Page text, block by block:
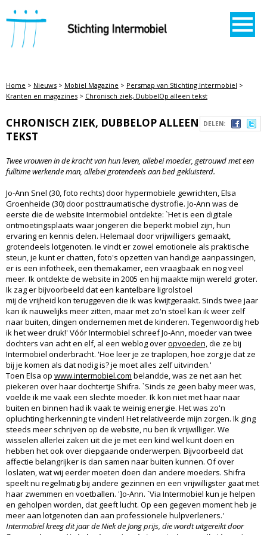
STICHTING INTERMOBIEL
Home > Nieuws > Mobiel Magazine > Persmap van Stichting Intermobiel >
Kranten en magazines > Chronisch ziek, DubbelOp alleen tekst
DELEN:
CHRONISCH ZIEK, DUBBELOP ALLEEN
TEKST
Twee vrouwen in de kracht van hun leven, allebei moeder, getrouwd met een
fulltime werkende man, allebei grotendeels aan bed gekluisterd.
Jo-Ann Snel (30, foto rechts) door hypermobiele gewrichten, Elsa
Groenheide (30) door posttraumatische dystrofie. Jo-Ann was de
eerste die de website Intermobiel ontdekte: `Het is een digitale
ontmoetingsplaats waar jongeren die beperkt mobiel zijn, hun
ervaring en kennis delen. Helemaal door vrijwilligers gemaakt,
grotendeels lotgenoten. Ie vindt er zowel emotionele als praktische
steun, je kunt er chatten, foto's opzetten van handige aanpassingen,
er is een infotheek, een themakamer, een vraagbaak en nog veel
meer. Ik ontdekte de website in 2005 en hij maakte mijn wereld groter.
Ik zag er bijvoorbeeld dat een kantelbare ligrolstoel
mij de vrijheid kon teruggeven die ik was kwijtgeraakt. Sinds twee jaar
kan ik nauwelijks meer zitten, maar met zo'n stoel kan ik weer zelf
naar buiten, dingen ondernemen met de kinderen. Tegenwoordig heb
ik het weer druk!' Vóór Intermobiel schreef Jo-Ann, moeder van twee
dochters van acht en elf, al een weblog overopvoeden,die ze bij
Intermobiel onderbracht. 'Hoe leer je ze traplopen, hoe zorg je dat ze
bij je komen als dat nodig is? je moet alles zelf uitvinden.'
Toen Elsa op www.intermobiel.com belandde, was ze net aan het
piekeren over haar dochtertje Shifra. `Sinds ze geen baby meer was,
voelde ik me vaak een slechte moeder. Ik kon niet met haar naar
buiten en binnen had ik vaak te weinig energie. Het was zo'n
opluchting herkenning te vinden! Het relativeerde mijn zorgen. Ik ging
steeds meer schrijven op de website, nu ben ik vrijwilliger. We
wisselen allerlei zaken uit die je met een kind wel kunt doen en
hebben het ook over diepgaande onderwerpen. Bijvoorbeeld dat
affectie belangrijker is dan samen naar buiten kunnen. Of over
loslaten, wat wij eerder moeten doen dan andere moeders. Shifra
speelt nu regelmatig bij andere gezinnen en een vrijwilligster gaat met
haar zwemmen en voetballen. ']o-Ann. `Via Intermobiel kun je helpen
en geholpen worden, dat geeft lucht. Op een gegeven moment heb je
meer aan lotgenoten dan aan professionele hulpverleners.'
Intermobiel kreeg dit jaar de Niek de Jong prijs, die wordt uitgereikt door